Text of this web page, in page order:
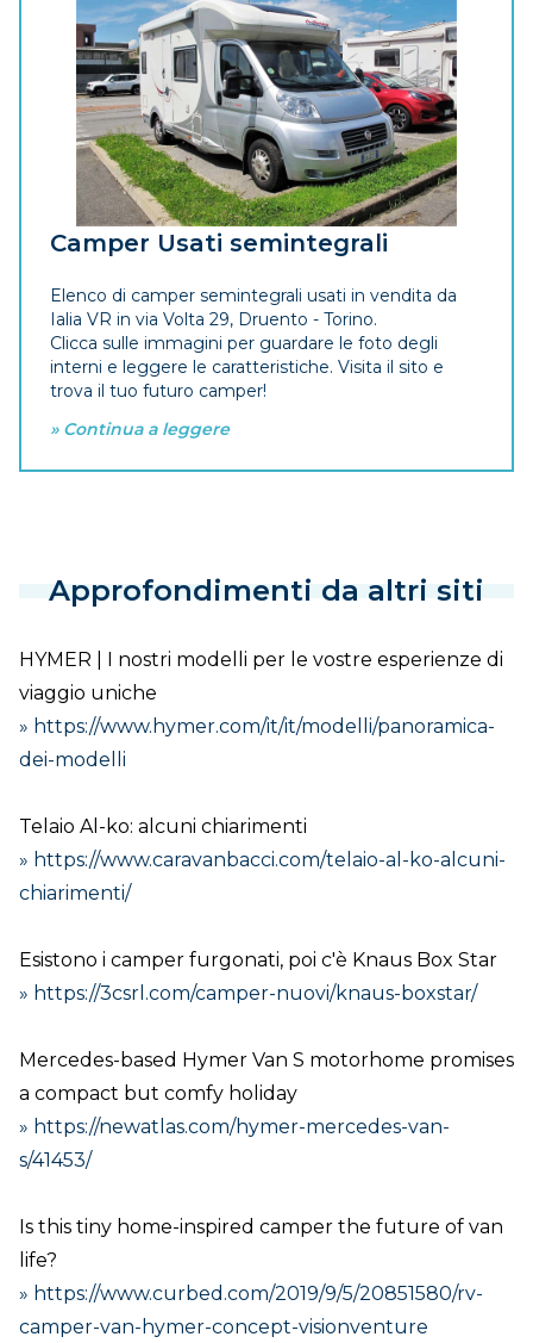
Camper Usati semintegrali
Elenco di camper semintegrali usati in vendita da
Ialia VR in via Volta 29, Druento - Torino.
Clicca sulle immagini per guardare le foto degli
interni e leggere le caratteristiche. Visita il sito e
trova il tuo futuro camper!
» Continua a leggere
Approfondimenti da altri siti
HYMER | I nostri modelli per le vostre esperienze di
viaggio uniche
» https://www.hymer.com/it/it/modelli/panoramica-
dei-modelli
Telaio Al-ko: alcuni chiarimenti
» https://www.caravanbacci.com/telaio-al-ko-alcuni-
chiarimenti/
Esistono i camper furgonati, poi c'è Knaus Box Star
» https://3csrl.com/camper-nuovi/knaus-boxstar/
Mercedes-based Hymer Van S motorhome promises
a compact but comfy holiday
» https://newatlas.com/hymer-mercedes-van-
s/41453/
Is this tiny home-inspired camper the future of van
life?
» https://www.curbed.com/2019/9/5/20851580/rv-
camper-van-hymer-concept-visionventure